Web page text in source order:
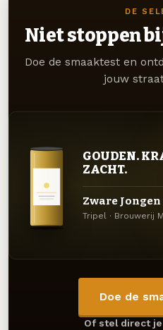
DE
Niet stoppen
Doe de smaaktest en
jouw
GOUDEN.
ZACHT.
Zware Jongen
Tripel · Brouwerij
Doe de
Of stel direct